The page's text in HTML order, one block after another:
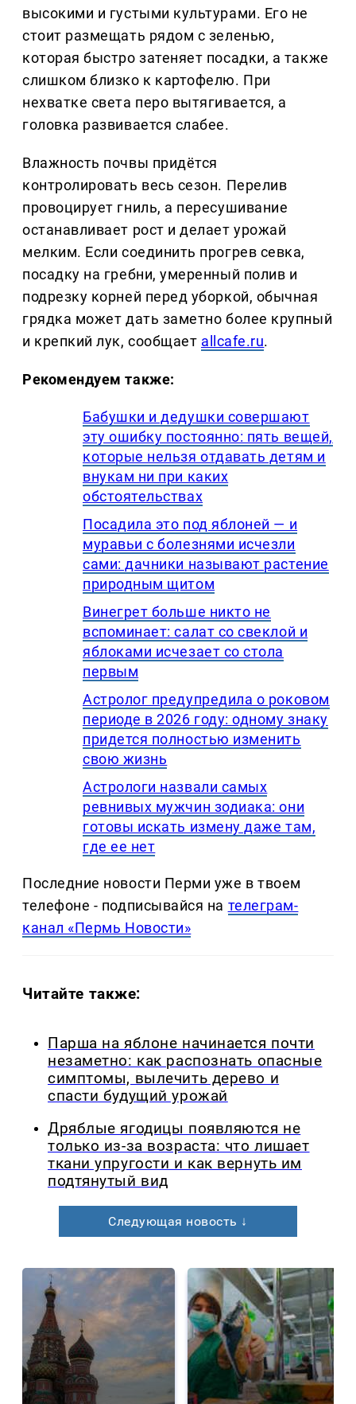
высокими и густыми культурами. Его не
стоит размещать рядом с зеленью,
которая быстро затеняет посадки, а также
слишком близко к картофелю. При
нехватке света перо вытягивается, а
головка развивается слабее.
Влажность почвы придётся
контролировать весь сезон. Перелив
провоцирует гниль, а пересушивание
останавливает рост и делает урожай
мелким. Если соединить прогрев севка,
посадку на гребни, умеренный полив и
подрезку корней перед уборкой, обычная
грядка может дать заметно более крупный
и крепкий лук, сообщает allcafe.ru.
Рекомендуем также:
Бабушки и дедушки совершают
эту ошибку постоянно: пять вещей,
которые нельзя отдавать детям и
внукам ни при каких
обстоятельствах
Посадила это под яблоней — и
муравьи с болезнями исчезли
сами: дачники называют растение
природным щитом
Винегрет больше никто не
вспоминает: салат со свеклой и
яблоками исчезает со стола
первым
Астролог предупредила о роковом
периоде в 2026 году: одному знаку
придется полностью изменить
свою жизнь
Астрологи назвали самых
ревнивых мужчин зодиака: они
готовы искать измену даже там,
где ее нет
Последние новости Перми уже в твоем
телефоне - подписывайся на телеграм-
канал «Пермь Новости»
Читайте также:
Парша на яблоне начинается почти
незаметно: как распознать опасные
симптомы, вылечить дерево и
спасти будущий урожай
Дряблые ягодицы появляются не
только из-за возраста: что лишает
ткани упругости и как вернуть им
подтянутый вид
Следующая новость ↓